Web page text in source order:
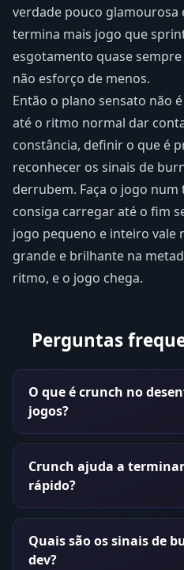
verdade pouco glamourosa
termina mais jogo que
esgotamento quase
não esforço de menos.
Então o plano sensato não
até o ritmo normal dar
constância, definir o que é
reconhecer os sinais de
derrubem. Faça o jogo
consiga carregar até o fim
jogo pequeno e inteiro vale
grande e brilhante na
ritmo, e o jogo chega.
Perguntas
O que é crunch no
jogos?
Crunch ajuda a
rápido?
Quais são os sinais de
dev?